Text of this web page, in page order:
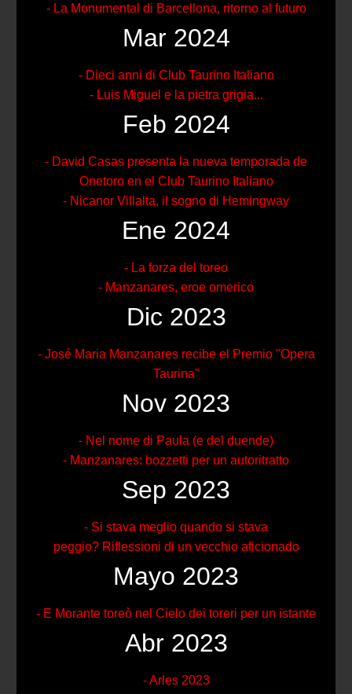
- La Monumental di Barcellona, ritorno al futuro
Mar 2024
- Dieci anni di Club Taurino Italiano
- Luis Miguel e la pietra grigia...
Feb 2024
- David Casas presenta la nueva temporada de
Onetoro en el Club Taurino Italiano
- Nicanor Villalta, il sogno di Hemingway
Ene 2024
- La forza del toreo
- Manzanares, eroe omerico
Dic 2023
- José Maria Manzanares recibe el Premio "Opera
Taurina"
Nov 2023
- Nel nome di Paula (e del duende)
- Manzanares: bozzetti per un autoritratto
Sep 2023
- Si stava meglio quando si stava
peggio? Riflessioni di un vecchio aficionado
Mayo 2023
- E Morante toreò nel Cielo dei toreri per un istante
Abr 2023
- Arles 2023